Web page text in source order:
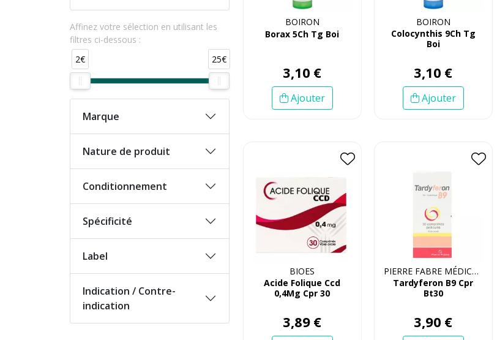
BOIRON
Borax 5Ch Tg Boi
3,10 €
Ajouter
BOIRON
Colocynthis 9Ch Tg
Boi
3,10 €
Ajouter
BIOES
Acide Folique Ccd
0,4Mg Cpr 30
3,89 €
PIERRE FABRE MÉDICAMENT
Tardyferon B9 Cpr
Bt30
3,90 €
Affinez votre sélection en utilisant les
filtres ci-dessous :
2€
25€
Marque
Nature de produit
Conditionnement
Spécificité
Label
Indication / Contre-
indication